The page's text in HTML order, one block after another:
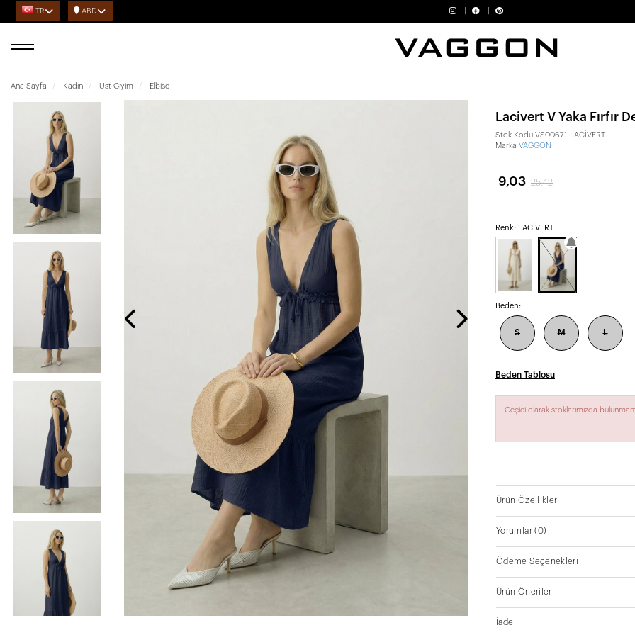
TR ABD
Ana Sayfa Kadın Üst Giyim Elbise
Lacivert V Yaka Fırfır
Stok Kodu VS00671-LACİVERT
Marka VAGGON
9,03 25,42
Renk: LACİVERT
Beden:
S M L
Beden Tablosu
Geçici olarak stoklarımızda
Ürün Özellikleri
Yorumlar(0)
Ödeme Seçenekleri
Ürün Önerileri
İade